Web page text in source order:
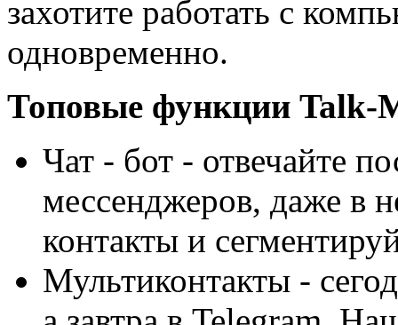
захотите работать с
одновременно.
Топовые функции Talk-
Чат - бот - отвечайте
мессенджеров, даже в
контакты и
Мультиконтакты -